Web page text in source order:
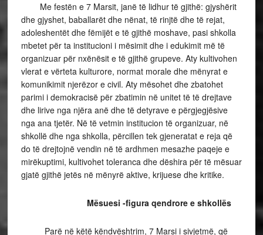
Me festën e 7 Marsit, janë të lidhur të gjithë: gjyshërit
dhe gjyshet, baballarët dhe nënat, të rinjtë dhe të rejat,
adoleshentët dhe fëmijët e të gjithë moshave, pasi shkolla
mbetet për ta institucioni i mësimit dhe i edukimit më të
organizuar për nxënësit e të gjithë grupeve. Aty kultivohen
vlerat e vërteta kulturore, normat morale dhe mënyrat e
komunikimit njerëzor e civil. Aty mësohet dhe zbatohet
parimi i demokracisë për zbatimin në unitet të të drejtave
dhe lirive nga njëra anë dhe të detyrave e përgjegjësive
nga ana tjetër. Në të vetmin institucion të organizuar, në
shkollë dhe nga shkolla, përcillen tek gjeneratat e reja që
do të drejtojnë vendin në të ardhmen mesazhe paqeje e
mirëkuptimi, kultivohet toleranca dhe dëshira për të mësuar
gjatë gjithë jetës në mënyrë aktive, krijuese dhe kritike.
Mësuesi -figura qendrore e shkollës
Parë në këtë këndvështrim, 7 Marsi i sivjetmë, që